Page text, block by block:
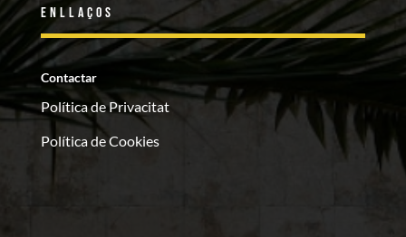
Enllaços
Contactar
Política de Privacitat
Política de Cookies